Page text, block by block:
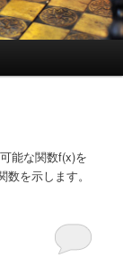
能な関数f(x)を
を示します。